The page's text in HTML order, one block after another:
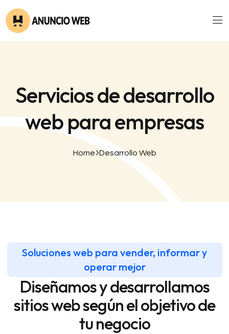
Servicios de desarrollo
web para empresas
Home Desarrollo Web
Soluciones web para vender, informar y
operar mejor
Diseñamos y desarrollamos
sitios web según el objetivo de
tu negocio